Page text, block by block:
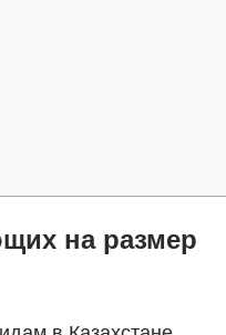
на размер